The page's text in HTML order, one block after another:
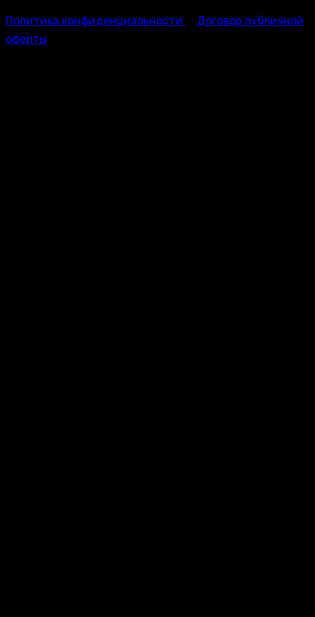
Политика конфиденциальности
Договор публичной
оферты